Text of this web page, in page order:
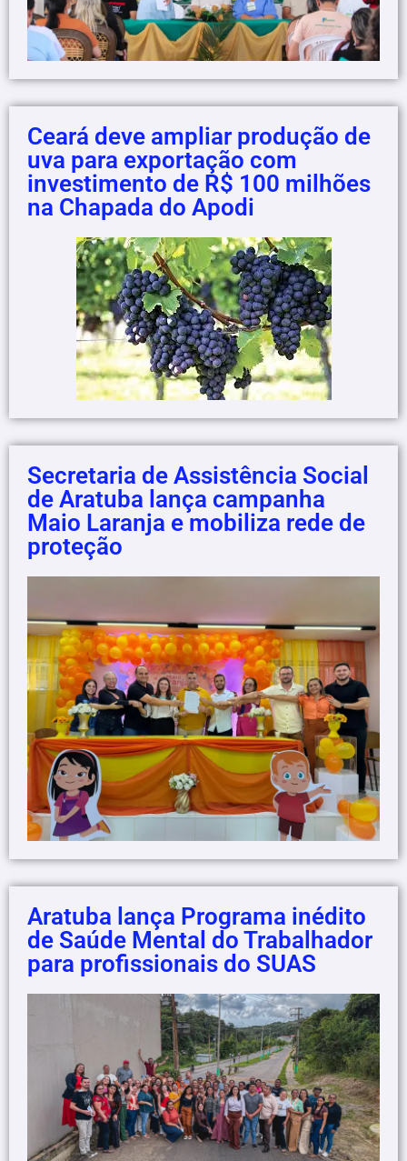
Ceará deve ampliar produção de
uva para exportação com
investimento de R$ 100 milhões
na Chapada do Apodi
Secretaria de Assistência Social
de Aratuba lança campanha
Maio Laranja e mobiliza rede de
proteção
Aratuba lança Programa inédito
de Saúde Mental do Trabalhador
para profissionais do SUAS